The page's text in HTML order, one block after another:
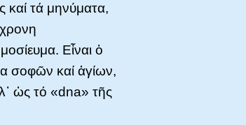
καί τά μηνύματα,
Εἶναι ὁ
σοφῶν καί ἁγίων,
ὡς τό «dna» τῆς